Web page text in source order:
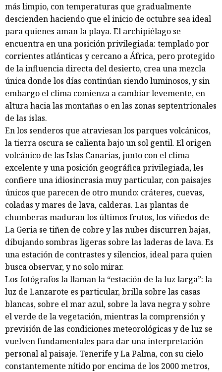
más limpio, con temperaturas que gradualmente
descienden haciendo que el inicio de octubre sea ideal
para quienes aman la playa. El archipiélago se
encuentra en una posición privilegiada: templado por
corrientes atlánticas y cercano a África, pero protegido
de la influencia directa del desierto, crea una mezcla
única donde los días continúan siendo luminosos, y sin
embargo el clima comienza a cambiar levemente, en
altura hacia las montañas o en las zonas septentrionales
de las islas.
En los senderos que atraviesan los parques volcánicos,
la tierra oscura se calienta bajo un sol gentil. El origen
volcánico de las Islas Canarias, junto con el clima
excelente y una posición geográfica privilegiada, les
confiere una idiosincrasia muy particular, con paisajes
únicos que parecen de otro mundo: cráteres, cuevas,
coladas y mares de lava, calderas. Las plantas de
chumberas maduran los últimos frutos, los viñedos de
La Geria se tiñen de cobre y las nubes discurren bajas,
dibujando sombras ligeras sobre las laderas de lava. Es
una estación de contrastes y silencios, ideal para quien
busca observar, y no solo mirar.
Los fotógrafos la llaman la “estación de la luz larga”: la
luz de Lanzarote es particular, brilla sobre las casas
blancas, sobre el mar azul, sobre la lava negra y sobre
el verde de la vegetación, mientras la comprensión y
previsión de las condiciones meteorológicas y de luz se
vuelven fundamentales para dar una interpretación
personal al paisaje. Tenerife y La Palma, con su cielo
constantemente nítido por encima de los 2000 metros,